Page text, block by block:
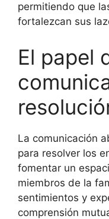
permitiendo que
fortalezcan sus
El papel
La comunicación
para resolver los
fomentar un
miembros de la
sentimientos y
comprensión